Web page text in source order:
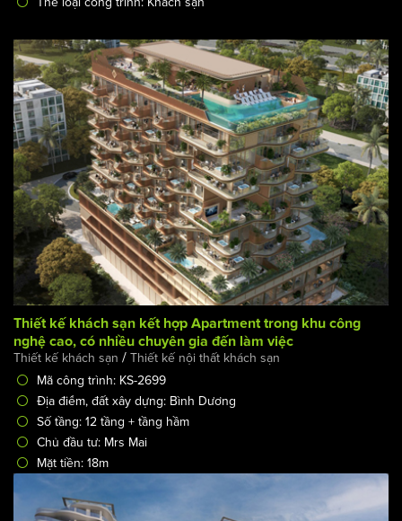
Số tầng: 6 tầng
Thể loại công trình: Khách sạn
Thiết kế khách sạn kết hợp Apartment trong khu công
nghệ cao, có nhiều chuyên gia đến làm việc
Thiết kế khách sạn/Thiết kế nội thất khách sạn
Mã công trình: KS-2699
Địa điểm, đất xây dựng: Bình Dương
Số tầng: 12 tầng + tầng hầm
Chủ đầu tư: Mrs Mai
Mặt tiền: 18m